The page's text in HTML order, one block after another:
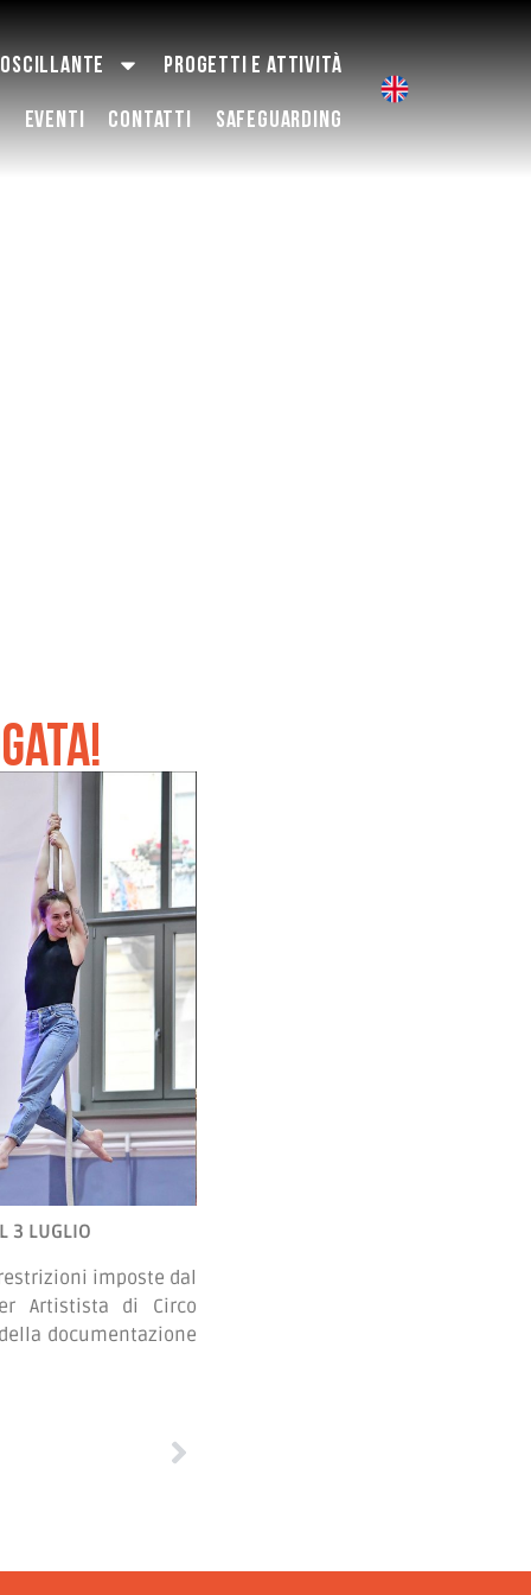
PROGETTI E ATTIVITÀ
EVENTI
CONTATTI SAFEGUARDING
3 LUGLIO
imposte dal
Artistista di Circo
documentazione